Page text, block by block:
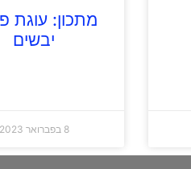
מתכון: עוגת
יבשים
8 בפברואר 2023